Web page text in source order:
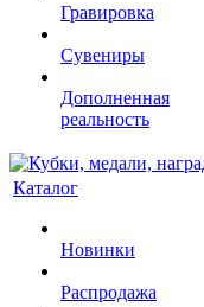
Гравировка
Сувениры
Дополненная
реальность
Каталог
Новинки
Распродажа